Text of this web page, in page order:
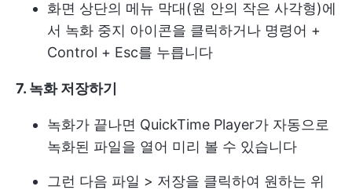
화면 상단의 메뉴 막대(원 안의 작은 사각형)에
서 녹화 중지 아이콘을 클릭하거나 명령어 +
Control + Esc를 누릅니다
7. 녹화 저장하기
녹화가 끝나면 QuickTime Player가 자동으로
녹화된 파일을 열어 미리 볼 수 있습니다
그런 다음 파일 > 저장을 클릭하여 원하는 위